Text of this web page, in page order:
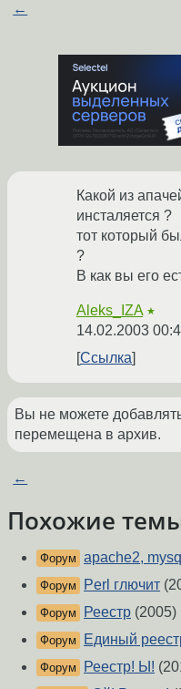
←
Какой из
инсталяется ?
тот который
?
B как вы его
Aleks_IZA ★
14.02.2003
Ссылка
Вы не можете
перемещена в архив.
←
Похожие
Форум apache2,
Форум Perl глючит
Форум Реестр (2005)
Форум Единый
Форум Реестр! Ы!